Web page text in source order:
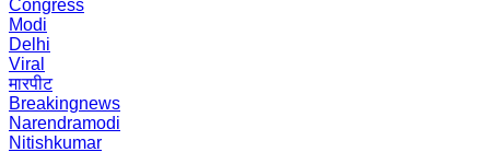
Congress
Modi
Delhi
Viral
मारपीट
Breakingnews
Narendramodi
Nitishkumar